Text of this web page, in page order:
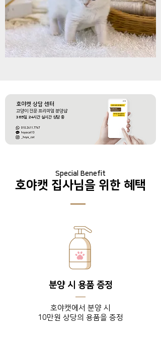
호야캣 상담 센터
​고양이 전문 프리미엄 분양샵
365일 24시간 실시간 상담 중
Special Benefit
호야캣 집사님을 위한 혜택
분양 시 용품 증정
호야캣에서 분양 시
10만원 상당의 용품을 증정